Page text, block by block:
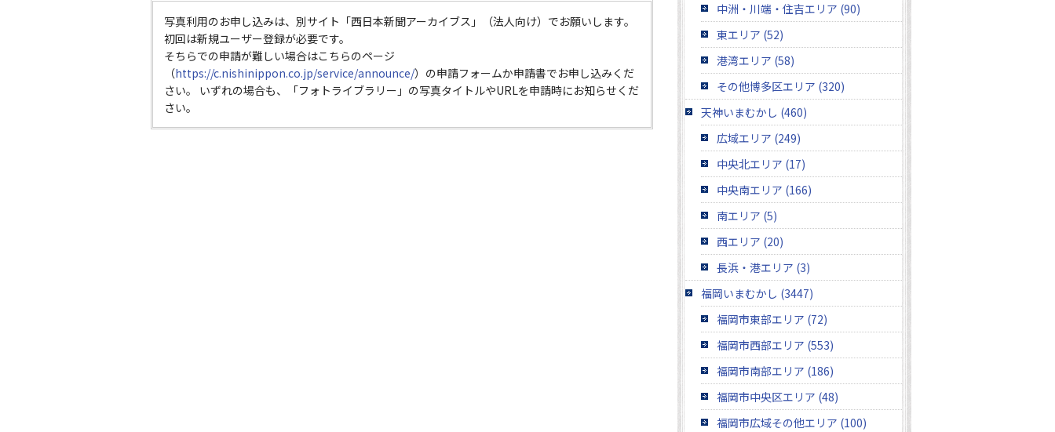
写真利用のお申し込みは、別サイト「西日本新聞アーカイブス」（法人向け）でお願いします。
初回は新規ユーザー登録が必要です。
そちらでの申請が難しい場合はこちらのページ
（https://c.nishinippon.co.jp/service/announce/）の申請フォームか申請書でお申し込みくだ
さい。 いずれの場合も、「フォトライブラリー」の写真タイトルやURLを申請時にお知らせくだ
さい。
中洲・川端・住吉エリア (90)
東エリア (52)
港湾エリア (58)
その他博多区エリア (320)
天神いまむかし (460)
広域エリア (249)
中央北エリア (17)
中央南エリア (166)
南エリア (5)
西エリア (20)
長浜・港エリア (3)
福岡いまむかし (3447)
福岡市東部エリア (72)
福岡市西部エリア (553)
福岡市南部エリア (186)
福岡市中央区エリア (48)
福岡市広域その他エリア (100)